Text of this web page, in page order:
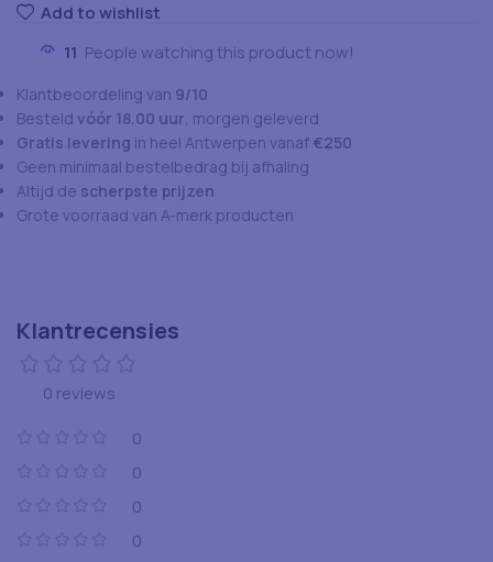
Add to wishlist
11 People watching this product now!
Klantbeoordeling van 9/10
Besteld vóór 18.00 uur, morgen geleverd
Gratis levering in heel Antwerpen vanaf €250
Geen minimaal bestelbedrag bij afhaling
Altijd de scherpste prijzen
Grote voorraad van A-merk producten
Klantrecensies
0 reviews
0
0
0
0